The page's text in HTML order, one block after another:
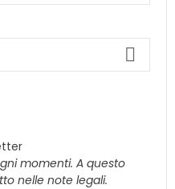
momenti. A questo
nelle note legali.